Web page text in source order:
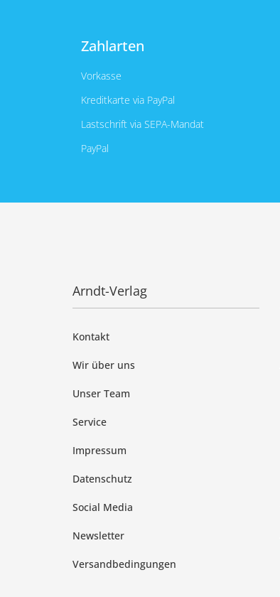
Zahlarten
Vorkasse
Kreditkarte via PayPal
Lastschrift via SEPA-Mandat
PayPal
Arndt-Verlag
Kontakt
Wir über uns
Unser Team
Service
Impressum
Datenschutz
Social Media
Newsletter
Versandbedingungen